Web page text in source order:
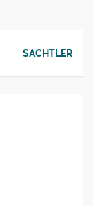
Відгуки
SACHTLER